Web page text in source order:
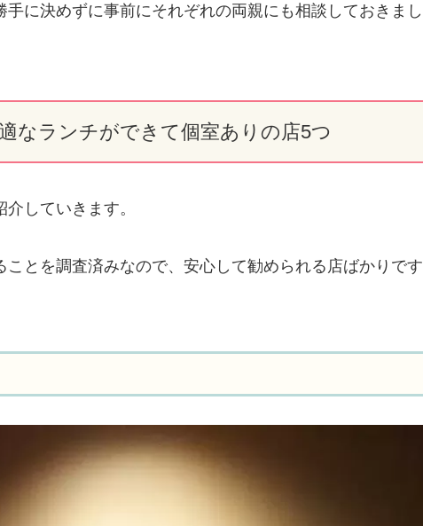
に決めずに事前にそれぞれの両親にも相談しておきまし
なランチができて個室ありの店5つ
していきます。
とを調査済みなので、安心して勧められる店ばかりです